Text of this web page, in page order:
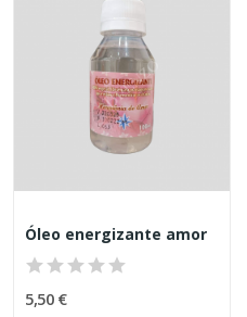
Óleo energizante amor
5,50 €